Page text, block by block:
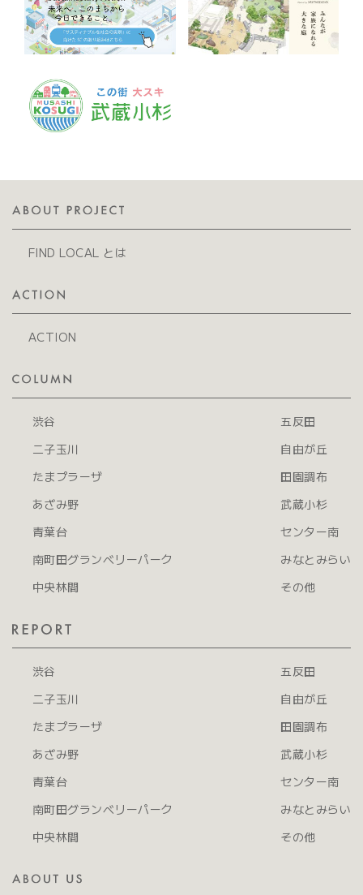
FIND LOCAL とは
ACTION
渋谷
二子玉川
たまプラーザ
あざみ野
青葉台
南町田グランベリーパーク
中央林間
五反田
自由が丘
田園調布
武蔵小杉
センター南
みなとみらい
その他
渋谷
二子玉川
たまプラーザ
あざみ野
青葉台
南町田グランベリーパーク
中央林間
五反田
自由が丘
田園調布
武蔵小杉
センター南
みなとみらい
その他